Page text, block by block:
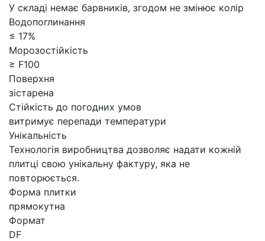
У складі немає барвників, згодом не змінює колір
Водопоглинання
≤ 17%
Морозостійкість
≥ F100
Поверхня
зістарена
Стійкість до погодних умов
витримує перепади температури
Унікальність
Технологія виробництва дозволяє надати кожній
плитці свою унікальну фактуру, яка не
повторюється.
Форма плитки
прямокутна
Формат
DF